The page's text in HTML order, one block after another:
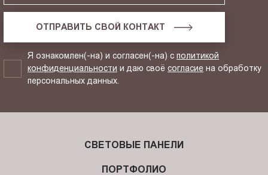
ОТПРАВИТЬ СВОЙ КОНТАКТ
Я ознакомлен(-на) и согласен(-на) сполитикой
конфиденциальности и даю своёсогласие на обработку
персональных данных.
СВЕТОВЫЕ ПАНЕЛИ
ПОРТФОЛИО